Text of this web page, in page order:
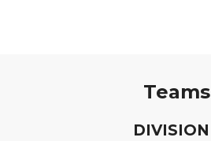
Teams
DIVISION